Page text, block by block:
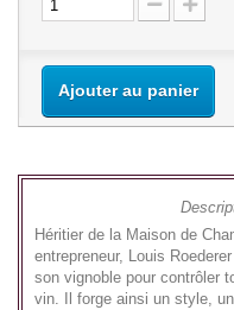
Ajouter au panier
Héritier de la Maison de
entrepreneur, Louis
son vignoble pour contrôler
vin. Il forge ainsi un style,